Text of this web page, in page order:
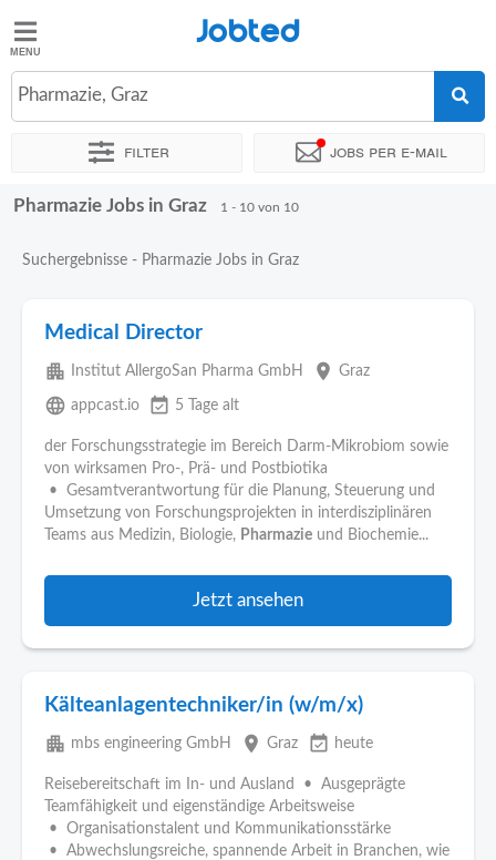
Jobted
Jobs
Jobted
Pharmazie, Graz
Filter Jobs per e-mail
Sortieren nach Genauer Standort
Pharmazie Jobs in Graz 1 - 10 von 10
Suchergebnisse - Pharmazie Jobs in Graz
Medical Director
apartment Institut AllergoSan Pharma GmbH place Graz
language appcast.io event_available 5 Tage alt
der Forschungsstrategie im Bereich Darm-Mikrobiom sowie
von wirksamen Pro-, Prä- und Postbiotika
• Gesamtverantwortung für die Planung, Steuerung und
Umsetzung von Forschungsprojekten in interdisziplinären
Teams aus Medizin, Biologie, Pharmazie und Biochemie...
Jetzt ansehen
Kälteanlagentechniker/in (w/m/x)
apartment mbs engineering GmbH place Graz event_available heute
Reisebereitschaft im In- und Ausland • Ausgeprägte
Teamfähigkeit und eigenständige Arbeitsweise
• Organisationstalent und Kommunikationsstärke
• Abwechslungsreiche, spannende Arbeit in Branchen, wie